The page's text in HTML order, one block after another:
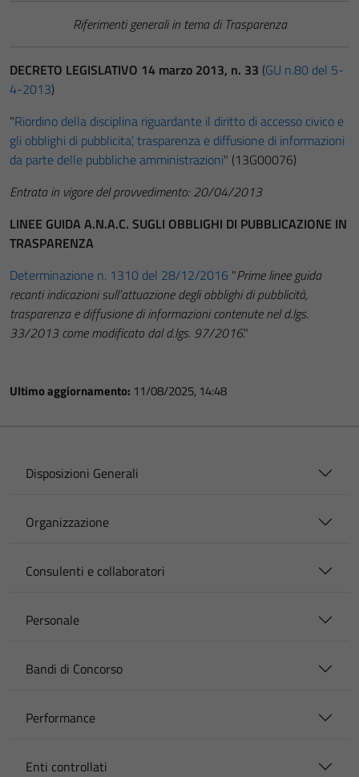
Riferimenti generali in tema di Trasparenza
DECRETO LEGISLATIVO 14 marzo 2013, n. 33 (GU n.80 del 5-
4-2013)
"Riordino della disciplina riguardante il diritto di accesso civico e
gli obblighi di pubblicita’, trasparenza e diffusione di informazioni
da parte delle pubbliche amministrazioni" (13G00076)
Entrata in vigore del provvedimento: 20/04/2013
LINEE GUIDA A.N.A.C. SUGLI OBBLIGHI DI PUBBLICAZIONE IN
TRASPARENZA
Determinazione n. 1310 del 28/12/2016 "Prime linee guida
recanti indicazioni sull’attuazione degli obblighi di pubblicità,
trasparenza e diffusione di informazioni contenute nel d.lgs.
33/2013 come modificato dal d.lgs. 97/2016."
Ultimo aggiornamento: 11/08/2025, 14:48
Disposizioni Generali
Organizzazione
Consulenti e collaboratori
Personale
Bandi di Concorso
Performance
Enti controllati